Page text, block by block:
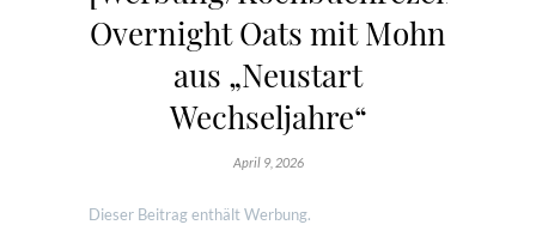
Overnight Oats mit Mohn
aus „Neustart
Wechseljahre“
April 9, 2026
Dieser Beitrag enthält Werbung.